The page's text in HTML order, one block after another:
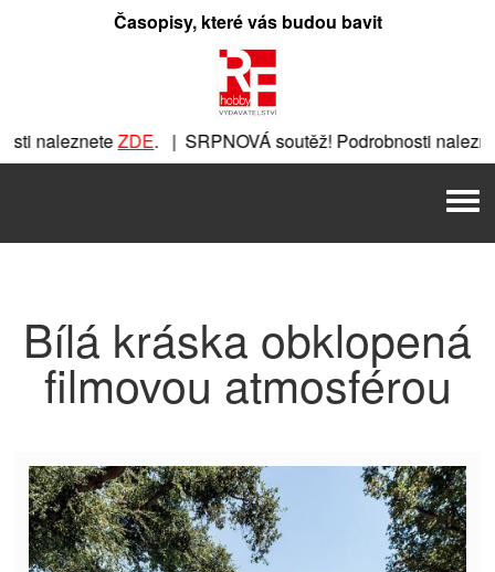
Časopisy, které vás budou bavit
nalezneteZDE. | SRPNOVÁ soutěž! Podrobnosti
. |
Bílá kráska obklopená
filmovou atmosférou